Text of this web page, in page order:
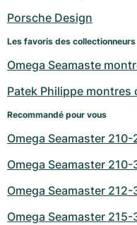
Porsche Design
Les favoris des collectionneurs
Omega Seamaste
Patek Philippe montres
Recommandé pour vous
Omega Seamaster
Omega Seamaster
Omega Seamaster
Omega Seamaster